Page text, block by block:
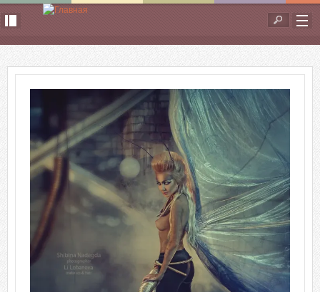
Перейти к основному содержанию
Форма
поиска